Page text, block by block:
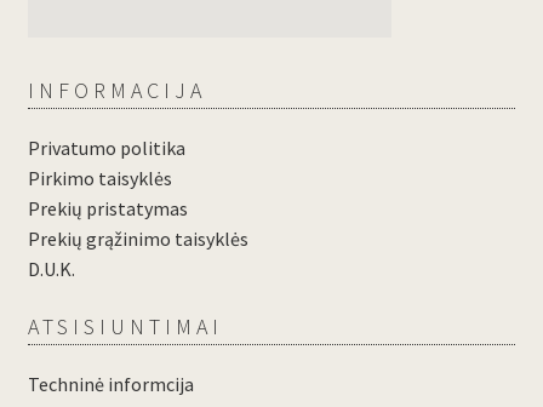
INFORMACIJA
Privatumo politika
Pirkimo taisyklės
Prekių pristatymas
Prekių grąžinimo taisyklės
D.U.K.
ATSISIUNTIMAI
Techninė informcija